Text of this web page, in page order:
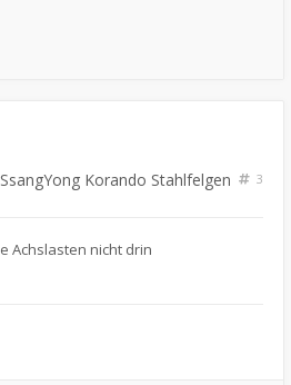
Korando Stahlfelgen
3
Achslasten nicht drin